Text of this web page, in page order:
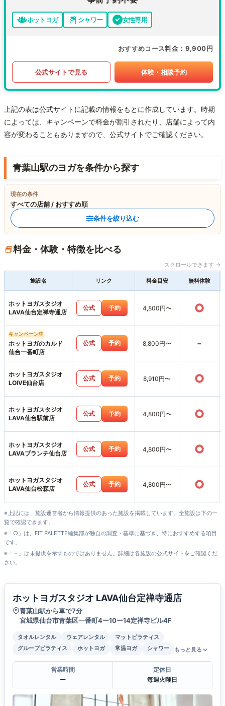
ホットヨガ シャワー 女性専用
おすすめコース料金 9,900円
公式サイトで見る 体験・相談予約
上記の表は公式サイトに記載の情報をもとに作成しています。時期
によっては、キャンペーンで料金が割引されたり、店舗によって内
容が変わることもありますので、公式サイトでご確認ください。
青葉山駅のヨガを条件から探す
現在の条件
すべての店舗 / おすすめ順
条件を絞り込む
料金・体験・特徴を比べる
スクロールできます →
施設名 リンク 料金目安 無料体験
ホットヨガスタジオ
LAVA仙台定禅寺通店
公式 予約 4,800円〜 ○
キャンペーン中
ホットヨガのカルド
仙台一番町店
公式 予約 8,800円〜 -
ホットヨガスタジオ
LOIVE仙台店
公式 予約 8,910円〜 ○
ホットヨガスタジオ
LAVA仙台駅前店
公式 予約 4,800円〜 ○
ホットヨガスタジオ
LAVAブランチ仙台店
公式 予約 4,800円〜 ○
ホットヨガスタジオ
LAVA仙台松森店
公式 予約 4,800円〜 ○
※上記には、施設運営者から情報提供のあった施設を掲載しています。全施設は下の一
覧で確認できます。
※「○」は、FIT PALETTE編集部が独自の調査・基準に基づき、特におすすめする項目
です。
※「－」は未提供を示すものではありません。詳細は各施設の公式サイトをご確認くだ
さい。
ホットヨガスタジオ LAVA仙台定禅寺通店
青葉山駅から車で7分
宮城県仙台市青葉区一番町4ー10ー14定禅寺ビル4F
タオルレンタル ウェアレンタル
マットピラティス
グループピラティス
ホットヨガ 常温ヨガ シャワー もっと見る
営業時間
ー
定休日
毎週火曜日